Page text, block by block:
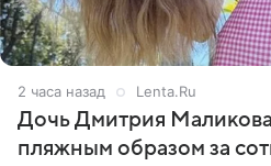
2 часа назад Lenta.Ru
Дочь Дмитрия Маликова
пляжным образом за